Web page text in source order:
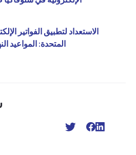
الاستعداد لتطبيق الفواتير
المتحدة: المواعيد